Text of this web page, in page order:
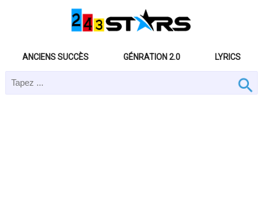
ANCIENS SUCCÈS GÉNRATION 2.0 LYRICS